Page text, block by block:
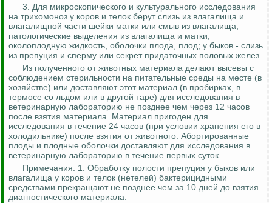
3. Для микроскопического и культурального исследования
на трихомоноз у коров и телок берут слизь из влагалища и
влагалищной части шейки матки или смыв из влагалища,
патологические выделения из влагалища и матки,
околоплодную жидкость, оболочки плода, плод; у быков - слизь
из препуция и сперму или секрет придаточных половых желез.
Из полученного от животных материала делают высевы с
соблюдением стерильности на питательные среды на месте (в
хозяйстве) или доставляют этот материал (в пробирках, в
термосе со льдом или в другой таре) для исследования в
ветеринарную лабораторию не позднее чем через 12 часов
после взятия материала. Материал пригоден для
исследования в течение 24 часов (при условии хранения его в
холодильнике) после взятия от животного. Абортированные
плоды и плодные оболочки доставляют для исследования в
ветеринарную лабораторию в течение первых суток.
Примечания. 1. Обработку полости препуция у быков или
влагалища у коров и телок (нетелей) бактерицидными
средствами прекращают не позднее чем за 10 дней до взятия
диагностического материала.